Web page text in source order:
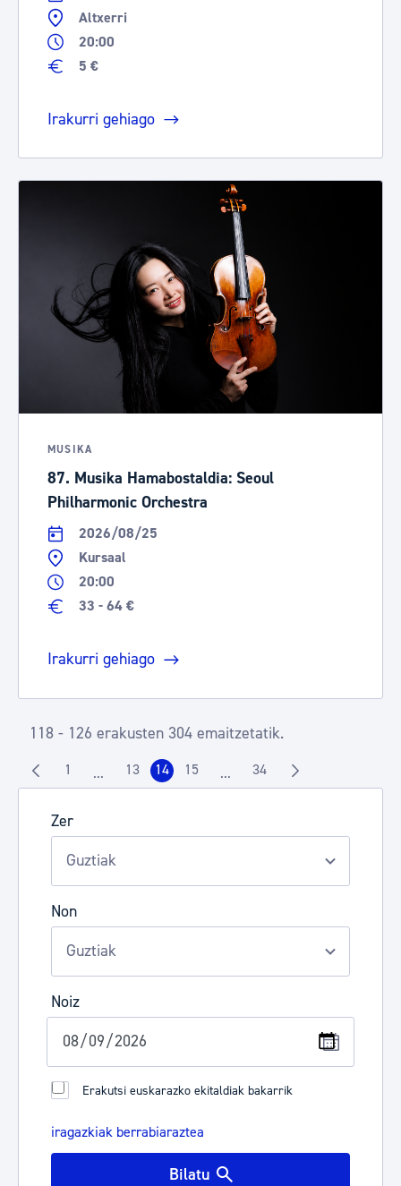
Zer
Non
Noiz
Erakutsi euskarazko ekitaldiak bakarrik
iragazkiak berrabiaraztea
Bilatu
Altxerri
20:00
5 €
Irakurri gehiago
MUSIKA
87. Musika Hamabostaldia: Seoul
Philharmonic Orchestra
2026/08/25
Kursaal
20:00
33 - 64 €
Irakurri gehiago
118 - 126 erakusten 304 emaitzetatik.
Orrialdea
1 ...Intermediate Pages Use TAB to navigate.
Orrialdea
13 Orrialdea
14 Orrialdea
15 ...Intermediate Pages Use TAB
Orrialdea
34